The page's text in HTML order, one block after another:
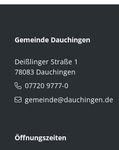
Gemeinde Dauchingen
Deißlinger Straße 1
78083 Dauchingen
07720 9777-0
gemeinde@dauchingen.de
Öffnungszeiten